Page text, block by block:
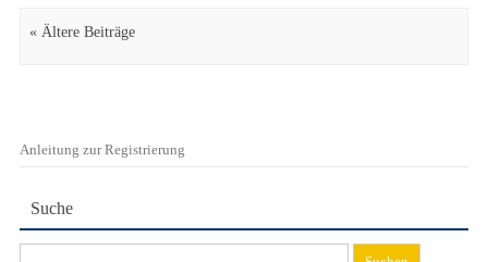
Artikel Navigation
« Ältere Beiträge
Anleitung zur Registrierung
Suche